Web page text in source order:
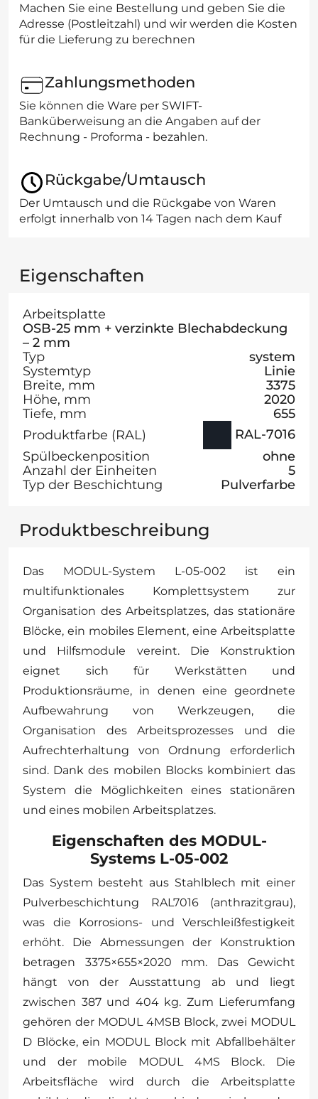
Machen Sie eine Bestellung und geben Sie die
Adresse (Postleitzahl) und wir werden die Kosten
für die Lieferung zu berechnen
Zahlungsmethoden
Sie können die Ware per SWIFT-
Banküberweisung an die Angaben auf der
Rechnung - Proforma - bezahlen.
Rückgabe/Umtausch
Der Umtausch und die Rückgabe von Waren
erfolgt innerhalb von 14 Tagen nach dem Kauf
Eigenschaften
Arbeitsplatte
OSB-25 mm + verzinkte Blechabdeckung
– 2 mm
Typ
system
Systemtyp
Linie
Breite, mm
3375
Höhe, mm
2020
Tiefe, mm
655
Produktfarbe (RAL)
RAL-7016
Spülbeckenposition
ohne
Anzahl der Einheiten
5
Typ der Beschichtung
Pulverfarbe
Produktbeschreibung
Das MODUL-System L-05-002 ist ein
multifunktionales Komplettsystem zur
Organisation des Arbeitsplatzes, das stationäre
Blöcke, ein mobiles Element, eine Arbeitsplatte
und Hilfsmodule vereint. Die Konstruktion
eignet sich für Werkstätten und
Produktionsräume, in denen eine geordnete
Aufbewahrung von Werkzeugen, die
Organisation des Arbeitsprozesses und die
Aufrechterhaltung von Ordnung erforderlich
sind. Dank des mobilen Blocks kombiniert das
System die Möglichkeiten eines stationären
und eines mobilen Arbeitsplatzes.
Eigenschaften des MODUL-
Systems L-05-002
Das System besteht aus Stahlblech mit einer
Pulverbeschichtung RAL7016 (anthrazitgrau),
was die Korrosions- und Verschleißfestigkeit
erhöht. Die Abmessungen der Konstruktion
betragen 3375×655×2020 mm. Das Gewicht
hängt von der Ausstattung ab und liegt
zwischen 387 und 404 kg. Zum Lieferumfang
gehören der MODUL 4MSB Block, zwei MODUL
D Blöcke, ein MODUL Block mit Abfallbehälter
und der mobile MODUL 4MS Block. Die
Arbeitsfläche wird durch die Arbeitsplatte